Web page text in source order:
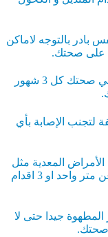
بادر بالتوجه لاماكن
على صحتك.
قم بالتعاقد مع معمل لعمل فحص كامل علي صحتك كل 3 شهور
لتجنب الإصابة بأي
المعدية مثل
الحمى والسعال والاحتفاظ بمسافة لا تقل عن متر واحد او 3 اقدام
المطهوة جيدا حتى لا